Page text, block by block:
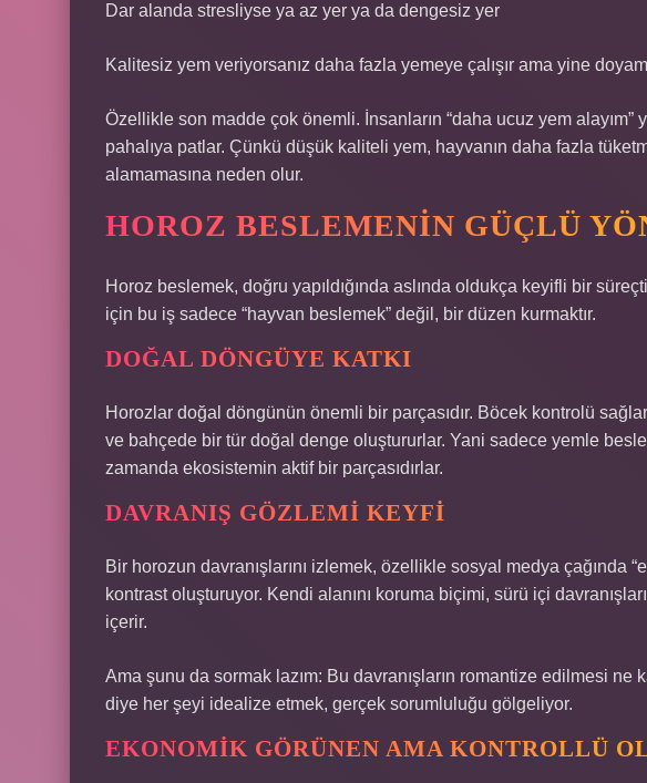
Dar alanda stresliyse ya az yer ya da dengesiz yer
Kalitesiz yem veriyorsanız daha fazla yemeye çalışır ama yine
Özellikle son madde çok önemli. İnsanların “daha ucuz yem alayım”
pahalıya patlar. Çünkü düşük kaliteli yem, hayvanın daha fazla
alamamasına neden olur.
HOROZ BESLEMENIN GÜÇLÜ
Horoz beslemek, doğru yapıldığında aslında oldukça keyifli bir
için bu iş sadece “hayvan beslemek” değil, bir düzen kurmaktır.
DOĞAL DÖNGÜYE KATKI
Horozlar doğal döngünün önemli bir parçasıdır. Böcek kontrolü
ve bahçede bir tür doğal denge oluştururlar. Yani sadece yemle
zamanda ekosistemin aktif bir parçasıdırlar.
DAVRANIŞ GÖZLEMI KEYFI
Bir horozun davranışlarını izlemek, özellikle sosyal medya çağında
kontrast oluşturuyor. Kendi alanını koruma biçimi, sürü içi
içerir.
Ama şunu da sormak lazım: Bu davranışların romantize edilmesi ne
diye her şeyi idealize etmek, gerçek sorumluluğu gölgeliyor.
EKONOMIK GÖRÜNEN AMA KONTROLLÜ